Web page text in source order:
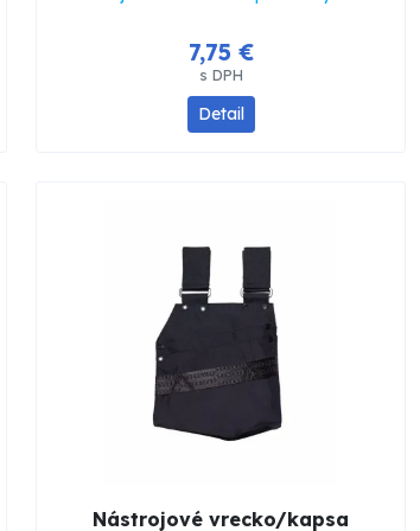
7,75 €
s DPH
Detail
Nástrojové vrecko/kapsa